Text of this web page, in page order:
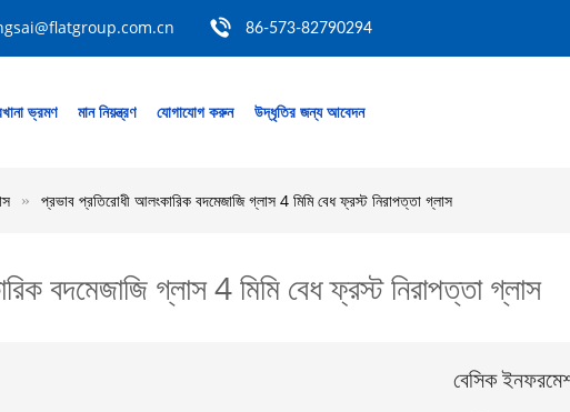
86-573-82790294
ভ্রমণ মান নিয়ন্ত্রণ যোগাযোগ করুন উদ্ধৃতির জন্য আবেদন
প্রভাব প্রতিরোধী আলংকারিক বদমেজাজি গ্লাস 4 মিমি বেধ ফ্রস্ট নিরাপত্তা গ্লাস
বদমেজাজি গ্লাস 4 মিমি বেধ ফ্রস্ট নিরাপত্তা গ্লাস
বেসিক